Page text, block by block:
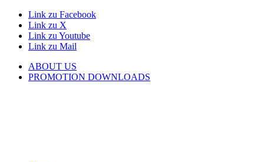
Link zu Facebook
Link zu X
Link zu Youtube
Link zu Mail
ABOUT US
PROMOTION DOWNLOADS